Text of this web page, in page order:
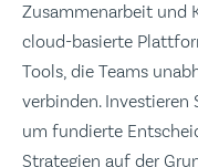
Zusammenarbeit und
cloud-basierte
Tools, die Teams
verbinden. Investieren
um fundierte
Strategien auf der